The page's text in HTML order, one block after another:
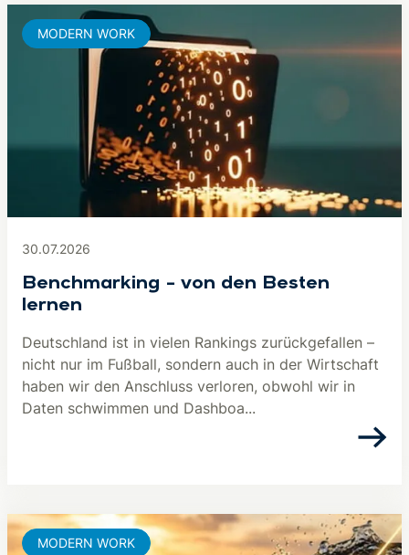
30.07.2026
Benchmarking – von den Besten
lernen
Deutschland ist in vielen Rankings zurückgefallen –
nicht nur im Fußball, sondern auch in der Wirtschaft
haben wir den Anschluss verloren, obwohl wir in
Daten schwimmen und Dashboa...
MODERN WORK
MODERN WORK